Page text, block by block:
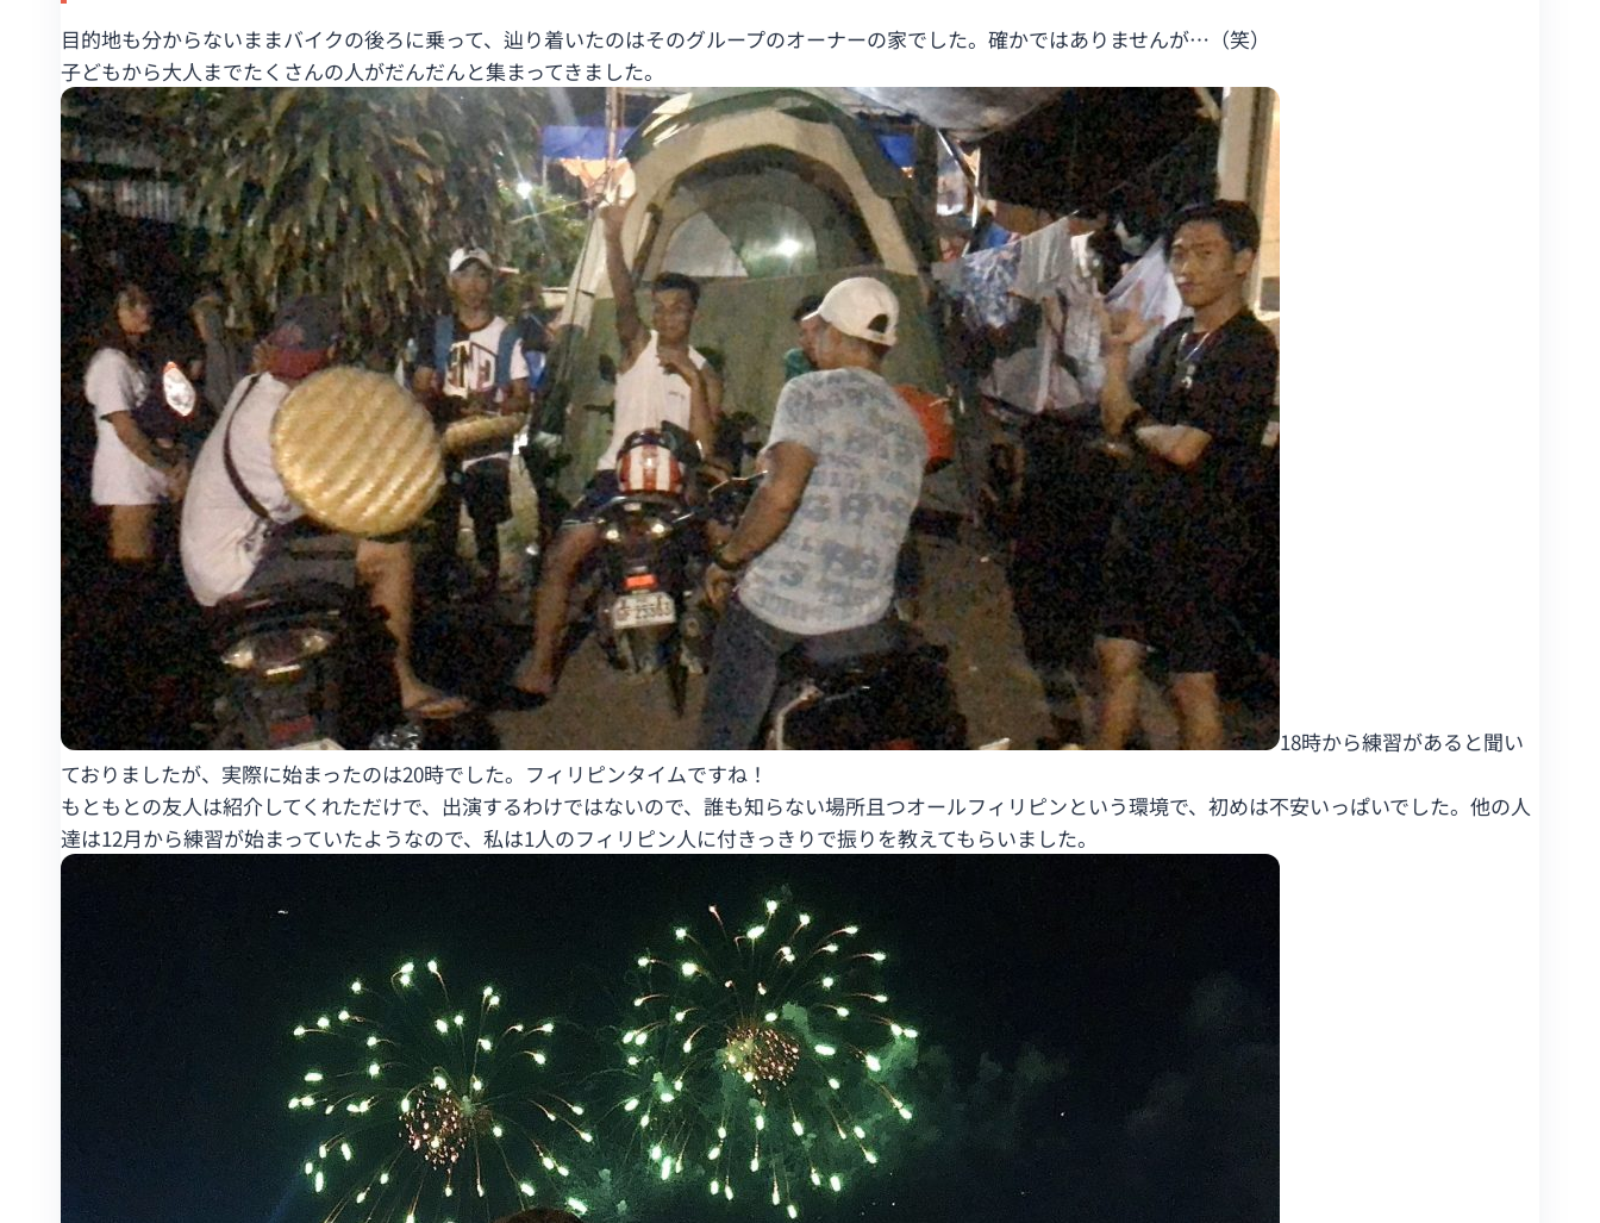
目的地も分からないままバイクの後ろに乗って、辿り着いたのはそのグループのオーナーの家でした。確かではありませんが…（笑）
子どもから大人までたくさんの人がだんだんと集まってきました。
18時から練習があると聞い
ておりましたが、実際に始まったのは20時でした。フィリピンタイムですね！
もともとの友人は紹介してくれただけで、出演するわけではないので、誰も知らない場所且つオールフィリピンという環境で、初めは不安いっぱいでした。他の人
達は12月から練習が始まっていたようなので、私は1人のフィリピン人に付きっきりで振りを教えてもらいました。